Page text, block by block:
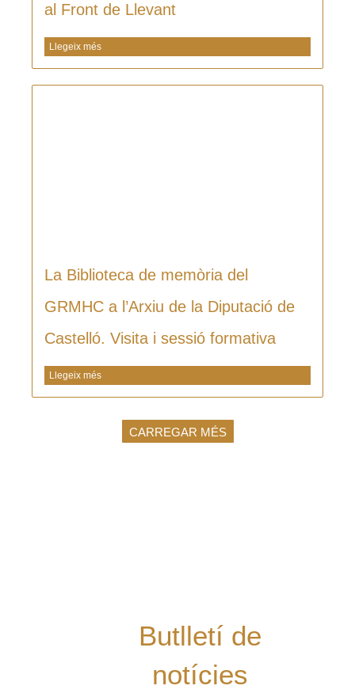
al Front de Llevant
Llegeix més
La Biblioteca de memòria del
GRMHC a l’Arxiu de la Diputació de
Castelló. Visita i sessió formativa
Llegeix més
CARREGAR MÉS
Butlletí de
notícies